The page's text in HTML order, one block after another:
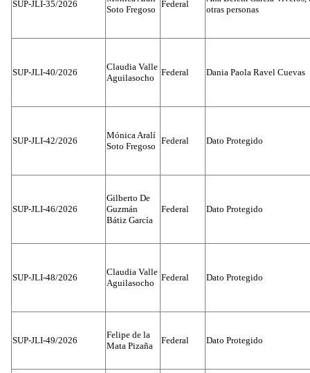
SUP-JLI-35/2026
Soto Fregoso
Federal
otras personas
SUP-JLI-40/2026
Claudia Valle
Aguilasocho
Federal Dania Paola Ravel Cuevas
SUP-JLI-42/2026
Mónica Aralí
Soto Fregoso
Federal Dato Protegido
SUP-JLI-46/2026
Gilberto De
Guzmán
Bátiz García
Federal Dato Protegido
SUP-JLI-48/2026
Claudia Valle
Aguilasocho
Federal Dato Protegido
SUP-JLI-49/2026
Felipe de la
Mata Pizaña
Federal Dato Protegido